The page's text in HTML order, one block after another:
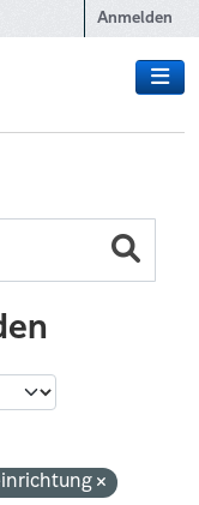
Anmelden